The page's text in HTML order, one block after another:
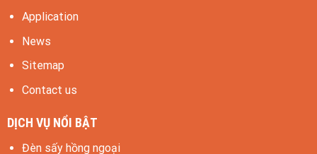
Application
News
Sitemap
Contact us
DỊCH VỤ NỔI BẬT
Đèn sấy hồng ngoại